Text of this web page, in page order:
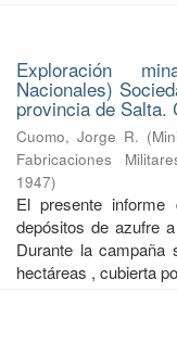
Exploración
Nacionales)
provincia de Salta.
Cuomo, Jorge R. (
Fabricaciones
1947)
El presente
depósitos de azufre
Durante la campaña
hectáreas , cubierta